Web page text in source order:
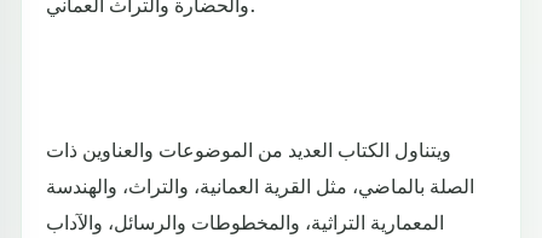
ويتناول الكتاب العديد من الموضوعات والعناوين ذات
الصلة بالماضي، مثل القرية العمانية، والتراث، والهندسة
المعمارية التراثية، والمخطوطات والرسائل، والآداب